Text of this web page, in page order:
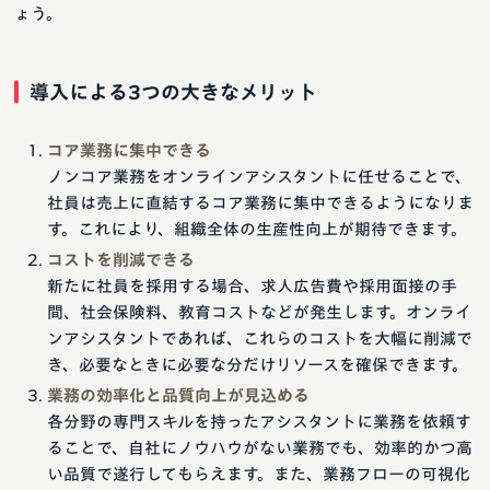
ょう。
導入による3つの大きなメリット
コア業務に集中できる
ノンコア業務をオンラインアシスタントに任せることで、
社員は売上に直結するコア業務に集中できるようになりま
す。これにより、組織全体の生産性向上が期待できます。
コストを削減できる
新たに社員を採用する場合、求人広告費や採用面接の手
間、社会保険料、教育コストなどが発生します。オンライ
ンアシスタントであれば、これらのコストを大幅に削減で
き、必要なときに必要な分だけリソースを確保できます。
業務の効率化と品質向上が見込める
各分野の専門スキルを持ったアシスタントに業務を依頼す
ることで、自社にノウハウがない業務でも、効率的かつ高
い品質で遂行してもらえます。また、業務フローの可視化